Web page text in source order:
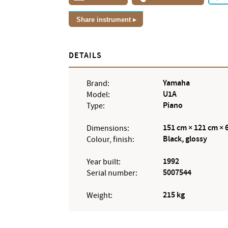
Share instrument
DETAILS
Brand: Yamaha
Model: U1A
Type: Piano
Dimensions: 151 cm × 121 cm ×
Colour, finish: Black, glossy
Year built: 1992
Serial number: 5007544
Weight: 215 kg